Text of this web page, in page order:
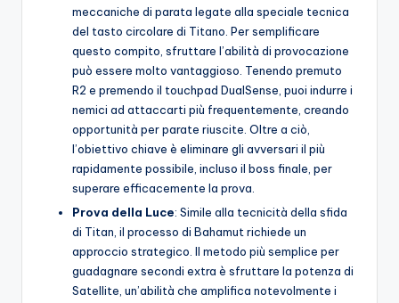
meccaniche di parata legate alla speciale tecnica
del tasto circolare di Titano. Per semplificare
questo compito, sfruttare l’abilità di provocazione
può essere molto vantaggioso. Tenendo premuto
R2 e premendo il touchpad DualSense, puoi indurre i
nemici ad attaccarti più frequentemente, creando
opportunità per parate riuscite. Oltre a ciò,
l’obiettivo chiave è eliminare gli avversari il più
rapidamente possibile, incluso il boss finale, per
superare efficacemente la prova.
Prova della Luce: Simile alla tecnicità della sfida
di Titan, il processo di Bahamut richiede un
approccio strategico. Il metodo più semplice per
guadagnare secondi extra è sfruttare la potenza di
Satellite, un’abilità che amplifica notevolmente i